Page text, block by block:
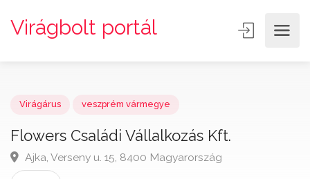
Virágbolt portál
Flowers Családi Vállalkozás Kft.
Ajka, Verseny u. 15, 8400 Magyarország